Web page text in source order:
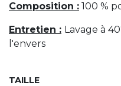
Composition : 100 %
Entretien : Lavage à
l'envers
TAILLE